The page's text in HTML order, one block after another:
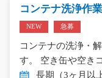
コンテナ洗浄作
NEW 急募
コンテナの洗浄・
す。 空き缶や空き
長期（3ヶ月以